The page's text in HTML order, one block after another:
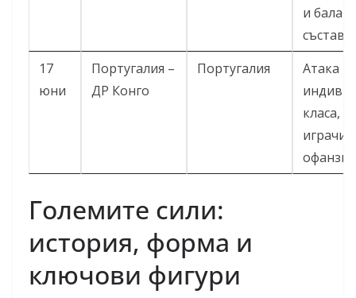
и
състав.
17
юни
Португалия –
ДР Конго
Португалия
Атака и
класа,
играчи
Големите сили:
история, форма и
ключови фигури